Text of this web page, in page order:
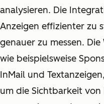
analysieren. Die
Anzeigen effizienter zu
genauer zu messen.
wie beispielsweise
InMail und
um die Sichtbarkeit